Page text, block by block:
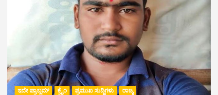
ಇದೇ ಪ್ರಾಬ್ಲಮ್ ಕ್ರೈಂ ಪ್ರಮುಖ ಸುದ್ದಿಗಳು ರಾಜ್ಯ